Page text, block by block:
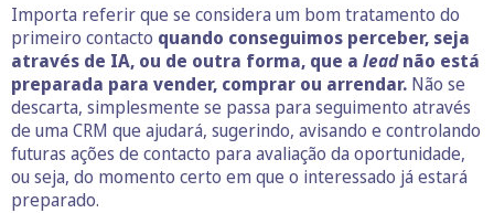
Importa referir que se considera um bom tratamento do
primeiro contacto quando conseguimos perceber, seja
através de IA, ou de outra forma, que a leadnão está
preparada para vender, comprar ou arrendar. Não se
descarta, simplesmente se passa para seguimento através
de uma CRM que ajudará, sugerindo, avisando e controlando
futuras ações de contacto para avaliação da oportunidade,
ou seja, do momento certo em que o interessado já estará
preparado.